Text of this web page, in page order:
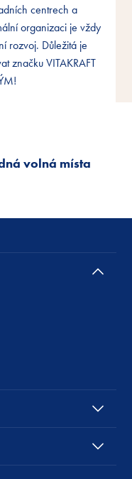
centrech a
organizaci je vždy
rozvoj. Důležitá je
značku VITAKRAFT
centrech a
organizaci je vždy
rozvoj. Důležitá je
značku VITAKRAFT
centrech a
organizaci je vždy
rozvoj. Důležitá je
značku VITAKRAFT
volná místa